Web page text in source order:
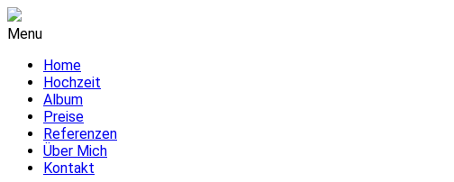
Menu
Home
Hochzeit
Album
Preise
Referenzen
Über Mich
Kontakt